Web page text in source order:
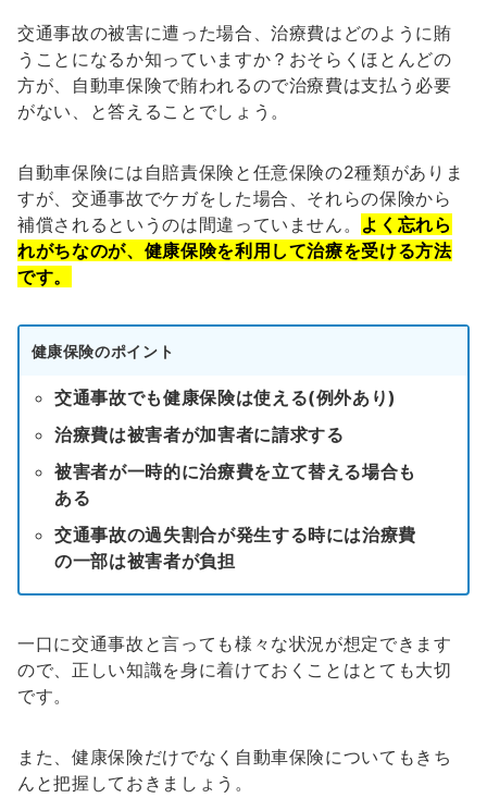
交通事故の被害に遭った場合、治療費はどのように賄
うことになるか知っていますか？おそらくほとんどの
方が、自動車保険で賄われるので治療費は支払う必要
がない、と答えることでしょう。
自動車保険には自賠責保険と任意保険の2種類がありま
すが、交通事故でケガをした場合、それらの保険から
補償されるというのは間違っていません。 よく忘れら
れがちなのが、健康保険を利用して治療を受ける方法
です。
健康保険のポイント
交通事故でも健康保険は使える(例外あり)
治療費は被害者が加害者に請求する
被害者が一時的に治療費を立て替える場合も
ある
交通事故の過失割合が発生する時には治療費
の一部は被害者が負担
一口に交通事故と言っても様々な状況が想定できます
ので、正しい知識を身に着けておくことはとても大切
です。
また、健康保険だけでなく自動車保険についてもきち
んと把握しておきましょう。